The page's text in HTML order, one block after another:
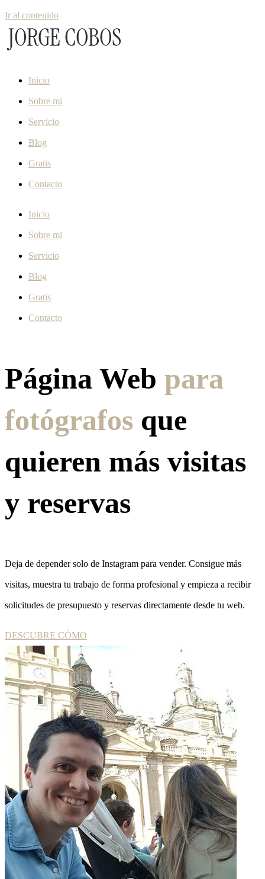
Ir al contenido
Inicio
Sobre mi
Servicio
Blog
Gratis
Contacto
Inicio
Sobre mi
Servicio
Blog
Gratis
Contacto
Página Web para
fotógrafos que
quieren más visitas
y reservas
Deja de depender solo de Instagram para vender. Consigue más
visitas, muestra tu trabajo de forma profesional y empieza a recibir
solicitudes de presupuesto y reservas directamente desde tu web.
DESCUBRE CÓMO